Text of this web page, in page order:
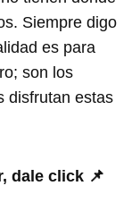
Siempre digo
es para
son los
disfrutan estas
dale click 📌